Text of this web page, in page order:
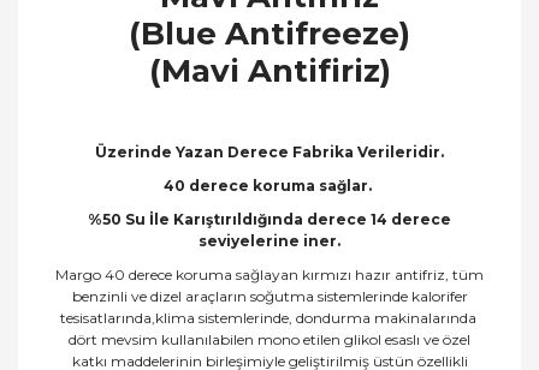
(Blue Antifreeze)
(Mavi Antifiriz)
Üzerinde Yazan Derece Fabrika Verileridir.
40 derece koruma sağlar.
%50 Su İle Karıştırıldığında derece 14 derece
seviyelerine iner.
Margo 40 derece koruma sağlayan kırmızı hazır antifriz, tüm
benzinli ve dizel araçların soğutma sistemlerinde kalorifer
tesisatlarında,klima sistemlerinde, dondurma makinalarında
dört mevsim kullanılabilen mono etilen glikol esaslı ve özel
katkı maddelerinin birleşimiyle geliştirilmiş üstün özellikli